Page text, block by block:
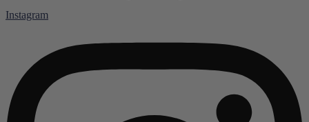
Instagram